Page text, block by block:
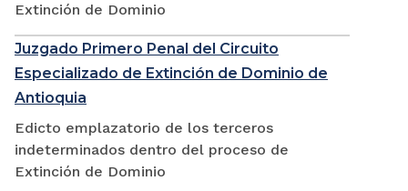
Extinción de Dominio
Juzgado Primero Penal del Circuito
Especializado de Extinción de Dominio de
Antioquia
Edicto emplazatorio de los terceros
indeterminados dentro del proceso de
Extinción de Dominio